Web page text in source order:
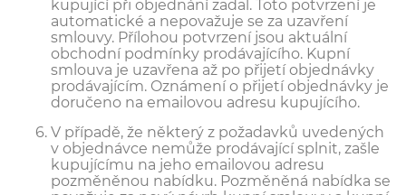
kupující při objednání zadal. Toto potvrzení je
automatické a nepovažuje se za uzavření
smlouvy. Přílohou potvrzení jsou aktuální
obchodní podmínky prodávajícího. Kupní
smlouva je uzavřena až po přijetí objednávky
prodávajícím. Oznámení o přijetí objednávky je
doručeno na emailovou adresu kupujícího.
V případě, že některý z požadavků uvedených
v objednávce nemůže prodávající splnit, zašle
kupujícímu na jeho emailovou adresu
pozměněnou nabídku. Pozměněná nabídka se